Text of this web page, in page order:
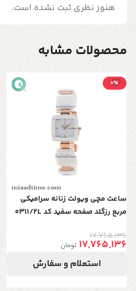
هنوز نظری ثبت نشده است.
محصولات مشابه
0٪
ساعت مچی ویولت زنانه سرامیکی
مربع رزگلد صفحه سفید کد 0311/2L
17,765,136
17,765,136 تومان
استعلام و سفارش